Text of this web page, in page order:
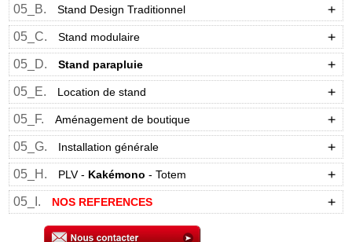
05_B. Stand Design Traditionnel
05_C. Stand modulaire
05_D. Stand parapluie
05_E. Location de stand
05_F. Aménagement de boutique
05_G. Installation générale
05_H. PLV - Kakémono- Totem
05_I. NOS REFERENCES